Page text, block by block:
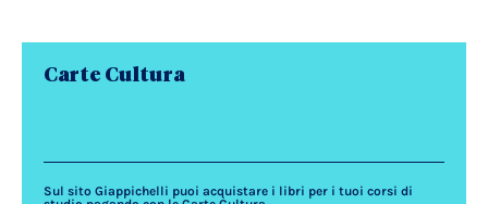
Carte Cultura
Sul sito Giappichelli puoi acquistare i libri per i tuoi corsi di